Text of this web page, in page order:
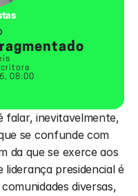
08:00
falar, inevitavelmente,
se confunde com
da que se exerce aos
liderança presidencial é
diversas,